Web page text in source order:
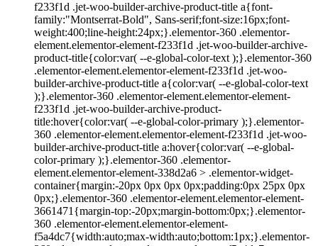
f233f1d .jet-woo-builder-archive-product-title a{font-
family:"Montserrat-Bold", Sans-serif;font-size:16px;font-
weight:400;line-height:24px;}.elementor-360 .elementor-
element.elementor-element-f233f1d .jet-woo-builder-archive-
product-title{color:var( --e-global-color-text );}.elementor-360
.elementor-element.elementor-element-f233f1d .jet-woo-
builder-archive-product-title a{color:var( --e-global-color-text
);}.elementor-360 .elementor-element.elementor-element-
f233f1d .jet-woo-builder-archive-product-
title:hover{color:var( --e-global-color-primary );}.elementor-
360 .elementor-element.elementor-element-f233f1d .jet-woo-
builder-archive-product-title a:hover{color:var( --e-global-
color-primary );}.elementor-360 .elementor-
element.elementor-element-338d2a6 > .elementor-widget-
container{margin:-20px 0px 0px 0px;padding:0px 25px 0px
0px;}.elementor-360 .elementor-element.elementor-element-
3661471{margin-top:-20px;margin-bottom:0px;}.elementor-
360 .elementor-element.elementor-element-
f5a4dc7{width:auto;max-width:auto;bottom:1px;}.elementor-